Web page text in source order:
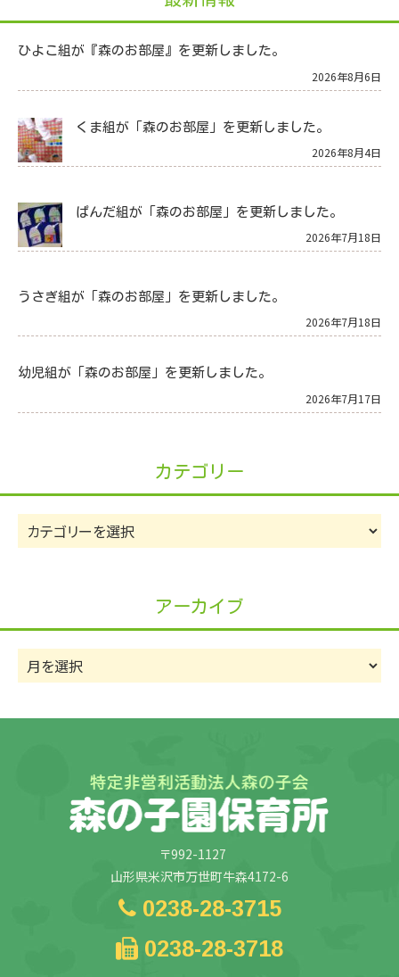
ひよこ組が『森のお部屋』を更新しました。
2026年8月6日
くま組が「森のお部屋」を更新しました。
2026年8月4日
ぱんだ組が「森のお部屋」を更新しました。
2026年7月18日
うさぎ組が「森のお部屋」を更新しました。
2026年7月18日
幼児組が「森のお部屋」を更新しました。
2026年7月17日
カテゴリー
カ
テ
アーカイブ
ー
〒992-1127
山形県米沢市万世町牛森4172-6
0238-28-3715
0238-28-3718